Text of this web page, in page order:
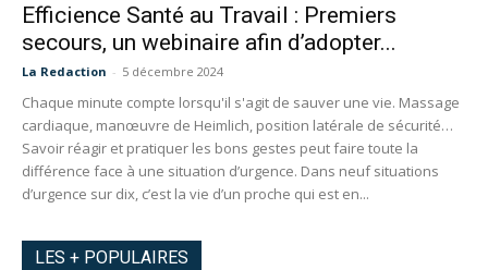
Efficience Santé au Travail : Premiers
secours, un webinaire afin d’adopter...
La Redaction - 5 décembre 2024
Chaque minute compte lorsqu'il s'agit de sauver une vie. Massage
cardiaque, manœuvre de Heimlich, position latérale de sécurité…
Savoir réagir et pratiquer les bons gestes peut faire toute la
différence face à une situation d’urgence. Dans neuf situations
d’urgence sur dix, c’est la vie d’un proche qui est en...
LES + POPULAIRES